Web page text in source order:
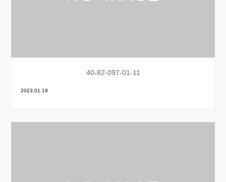
40-82-097-01-11
2023.01.19